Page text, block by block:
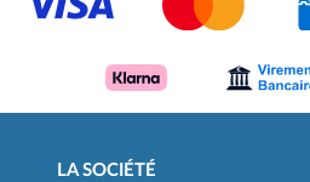
LA SOCIÉTÉ